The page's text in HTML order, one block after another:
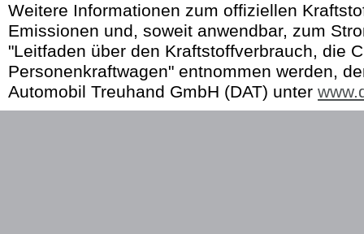
Weitere Informationen zum offiziellen
Emissionen und, soweit anwendbar, zum
"Leitfaden über den Kraftstoffverbrauch, die
Personenkraftwagen" entnommen werden,
Automobil Treuhand GmbH (DAT) unter